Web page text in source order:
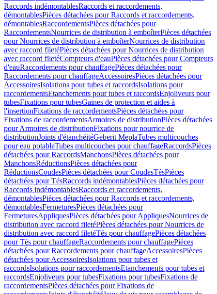
Raccords indémontablesRaccords et raccordements,
démontablesPièces détachées pour Raccords et raccordements,
démontablesRaccordementsPièces détachées pour
RaccordementsNourrices de distribution à emboîterPièces détachées
pour Nourrices de distribution à emboîterNourrices de distribution
avec raccord filetéPièces détachées pour Nourrices de distribution
avec raccord filetéCompteurs d'eauPièces détachées pour Compteurs
d'eauRaccordements pour chauffagePièces détachées pour
Raccordements pour chauffageAccessoiresPièces détachées pour
AccessoiresIsolations pour tubes et raccordsIsolations pour
raccordementsEtanchements pour tubes et raccordsEnjoliveurs pour
tubesFixations pour tubesGaines de protection et aides à
l'insertionFixations de raccordementsPièces détachées pour
Fixations de raccordementsArmoires de distributionPièces détachées
pour Armoires de distributionFixations pour nourrice de
distributionJoints d'étanchéitéGeberit MeplaTubes multicouches
pour eau potableTubes multicouches pour chauffageRaccordsPièces
détachées pour RaccordsManchonsPièces détachées pour
ManchonsRéductionsPièces détachées pour
RéductionsCoudesPièces détachées pour CoudesTésPièces
détachées pour TésRaccords indémontablesPièces détachées pour
Raccords indémontablesRaccords et raccordements,
démontablesPièces détachées pour Raccords et raccordements,
démontablesFermeturesPièces détachées pour
FermeturesAppliquesPièces détachées pour AppliquesNourrices de
distribution avec raccord filetéPièces détachées pour Nourrices de
distribution avec raccord filetéTés pour chauffagePièces détachées
pour Tés pour chauffageRaccordements pour chauffagePièces
détachées pour Raccordements pour chauffageAccessoiresPièces
détachées pour AccessoiresIsolations pour tubes et
raccordsIsolations pour raccordementsEtanchements pour tubes et
raccordsEnjoliveurs pour tubesFixations pour tubesFixations de
raccordementsPièces détachées pour Fixations de